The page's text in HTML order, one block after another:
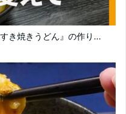
き焼きうどん』の作り...